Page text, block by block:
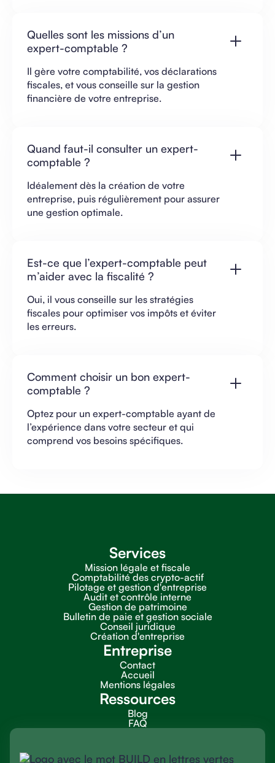
Quelles sont les missions d’un
expert-comptable ?
Il gère votre comptabilité, vos déclarations
fiscales, et vous conseille sur la gestion
financière de votre entreprise.
Quand faut-il consulter un expert-
comptable ?
Idéalement dès la création de votre
entreprise, puis régulièrement pour assurer
une gestion optimale.
Est-ce que l’expert-comptable peut
m’aider avec la fiscalité ?
Oui, il vous conseille sur les stratégies
fiscales pour optimiser vos impôts et éviter
les erreurs.
Comment choisir un bon expert-
comptable ?
Optez pour un expert-comptable ayant de
l’expérience dans votre secteur et qui
comprend vos besoins spécifiques.
Services
Mission légale et fiscale
Comptabilité des crypto-actif
Pilotage et gestion d'entreprise
Audit et contrôle interne
Gestion de patrimoine
Bulletin de paie et gestion sociale
Conseil juridique
Création d'entreprise
Entreprise
Contact
Accueil
Mentions légales
Ressources
Blog
FAQ